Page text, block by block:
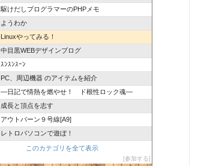
駆けだしプログラマーのPHPメモ
ようわか
Linuxやってみる！
中目黒WEBデザインブログ
ｽﾝｽﾝｽｰﾝ
PC、周辺機器 のアイテムを紹介
―日記で情熱を燃やせ！ ド根性ロック魂―
成長と頂点を志す
アウトバーン９号線[A9]
レトロパソコンで遊ぼ！
このカテゴリを全て表示
参加する